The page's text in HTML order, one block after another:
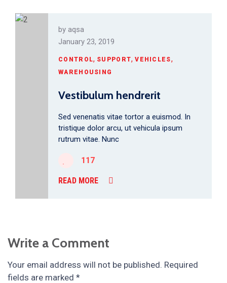
by aqsa
January 23, 2019
CONTROL, SUPPORT,VEHICLES,
WAREHOUSING
Vestibulum hendrerit
Sed venenatis vitae tortor a euismod. In
tristique dolor arcu, ut vehicula ipsum
rutrum vitae. Nunc
117
READ MORE
Write a Comment
Your email address will not be published. Required
fields are marked *